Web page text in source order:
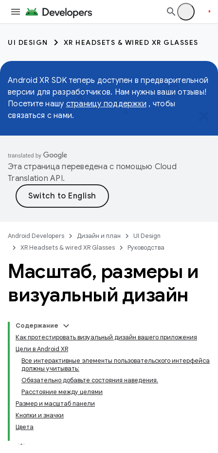
UI DESIGN XR HEADSETS & WIRED XR GLASSES
Android XR SDK теперь доступен в предварительной
версии для разработчиков. Нам нужны ваши отзывы!
Посетите нашу страницу поддержки , чтобы
связаться с нами.
Эта страница переведена с помощью Cloud
Translation API.
Android Developers Дизайн и план
UI Design
XR Headsets & wired XR Glasses
Руководства
Масштаб, размеры и
визуальный дизайн
Содержание
Как протестировать визуальный дизайн вашего приложения
Цели в Android XR
Все интерактивные элементы пользовательского интерфейса
должны учитывать:
Обязательно добавьте состояния наведения.
Расстояние между целями
Размер и масштаб панели
Кнопки и значки
Цвета